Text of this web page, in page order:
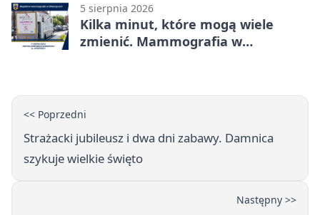
5 sierpnia 2026
Kilka minut, które mogą wiele
zmienić. Mammografia w
<< Poprzedni
Strażacki jubileusz i dwa dni zabawy. Damnica
szykuje wielkie święto
Następny >>